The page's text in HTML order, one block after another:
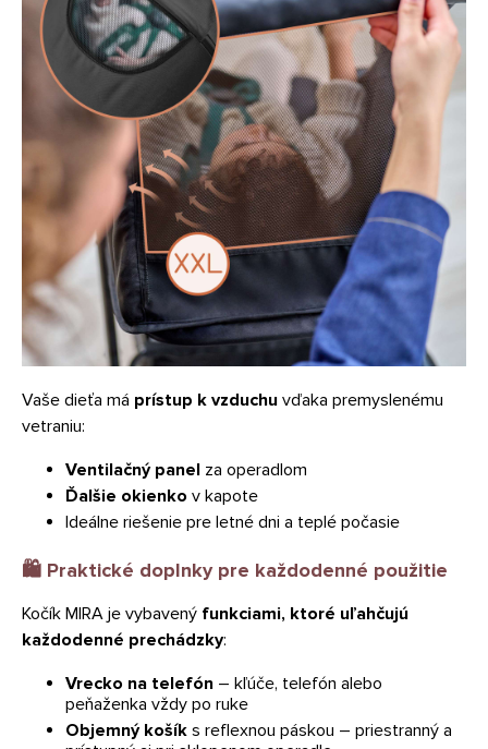
Vaše dieťa má prístup k vzduchu vďaka premyslenému
vetraniu:
Ventilačný panel za operadlom
Ďalšie okienko v kapote
Ideálne riešenie pre letné dni a teplé počasie
🛍️ Praktické doplnky pre každodenné použitie
Kočík MIRA je vybavený funkciami, ktoré uľahčujú
každodenné prechádzky:
Vrecko na telefón – kľúče, telefón alebo
peňaženka vždy po ruke
Objemný košík s reflexnou páskou – priestranný a